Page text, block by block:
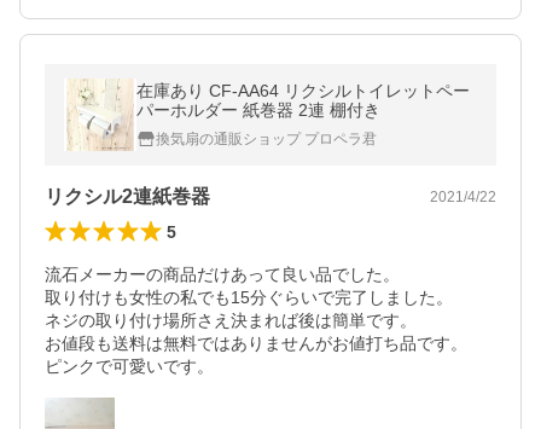
在庫あり CF-AA64 リクシルトイレットペー
パーホルダー 紙巻器 2連 棚付き
換気扇の通販ショップ プロペラ君
リクシル2連紙巻器 2021/4/22
5
流石メーカーの商品だけあって良い品でした。
取り付けも女性の私でも15分ぐらいで完了しました。
ネジの取り付け場所さえ決まれば後は簡単です。
お値段も送料は無料ではありませんがお値打ち品です。
ピンクで可愛いです。